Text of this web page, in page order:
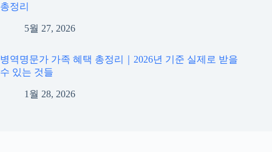
총정리
5월 27, 2026
병역명문가 가족 혜택 총정리｜2026년 기준 실제로 받을
수 있는 것들
1월 28, 2026